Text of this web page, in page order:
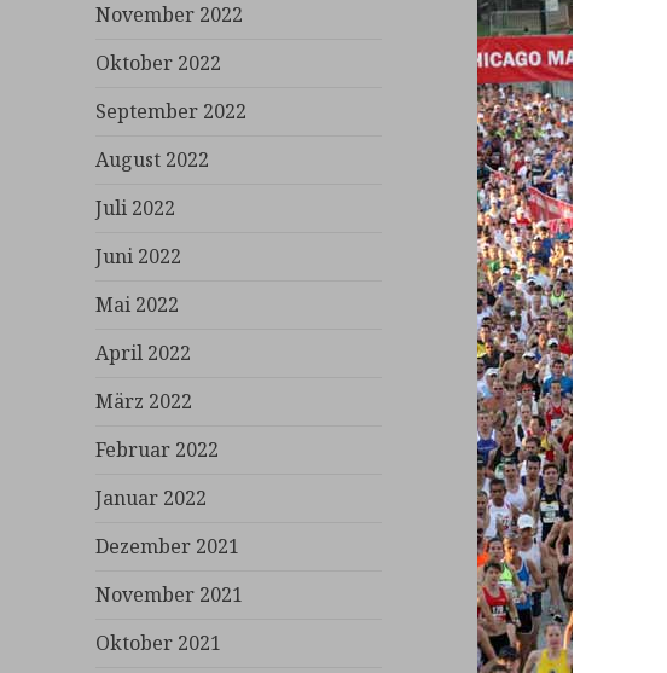
November 2022
Oktober 2022
September 2022
August 2022
Juli 2022
Juni 2022
Mai 2022
April 2022
März 2022
Februar 2022
Januar 2022
Dezember 2021
November 2021
Oktober 2021